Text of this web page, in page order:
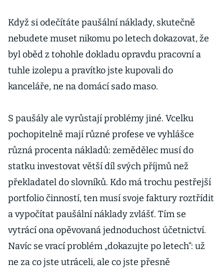
Když si odečítáte paušální náklady, skutečně
nebudete muset nikomu po letech dokazovat, že
byl oběd z tohohle dokladu opravdu pracovní a
tuhle izolepu a pravítko jste kupovali do
kanceláře, ne na domácí sado maso.
S paušály ale vyrůstají problémy jiné. Vcelku
pochopitelně mají různé profese ve vyhlášce
různá procenta nákladů: zemědělec musí do
statku investovat větší díl svých příjmů než
překladatel do slovníků. Kdo má trochu pestřejší
portfolio činností, ten musí svoje faktury roztřídit
a vypočítat paušální náklady zvlášť. Tím se
vytrácí ona opěvovaná jednoduchost účetnictví.
Navíc se vrací problém „dokazujte po letech“: už
ne za co jste utráceli, ale co jste přesně